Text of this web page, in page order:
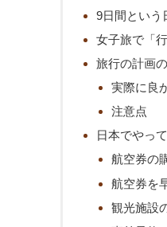
9日間という
女子旅で「
旅行の計画
実際に良
注意点
日本でやっ
航空券の
航空券を
観光施設